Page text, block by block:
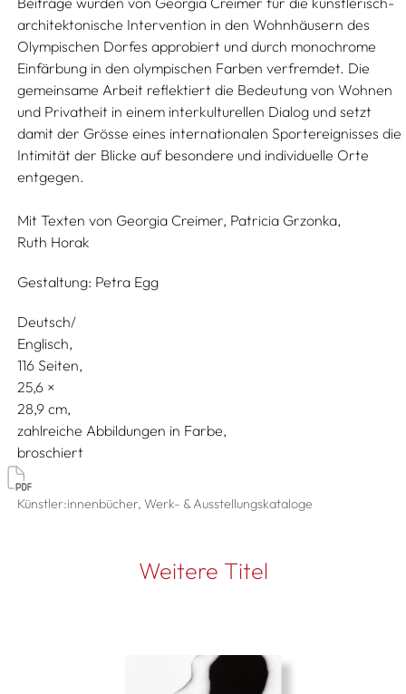
architektonische Intervention in den Wohnhäusern des
Olympischen Dorfes approbiert und durch monochrome
Einfärbung in den olympischen Farben verfremdet. Die
gemeinsame Arbeit reflektiert die Bedeutung von Wohnen
und Privatheit in einem interkulturellen Dialog und setzt
damit der Grösse eines internationalen Sportereignisses die
Intimität der Blicke auf besondere und individuelle Orte
entgegen.
Mit Texten von Georgia Creimer, Patricia Grzonka,
Ruth Horak
Gestaltung: Petra Egg
Deutsch/
Englisch
116 Seiten,
25,6
28,9
zahlreiche Abbildungen in Farbe
broschiert
Künstler:innenbücher, Werk- & Ausstellungskataloge
Weitere Titel